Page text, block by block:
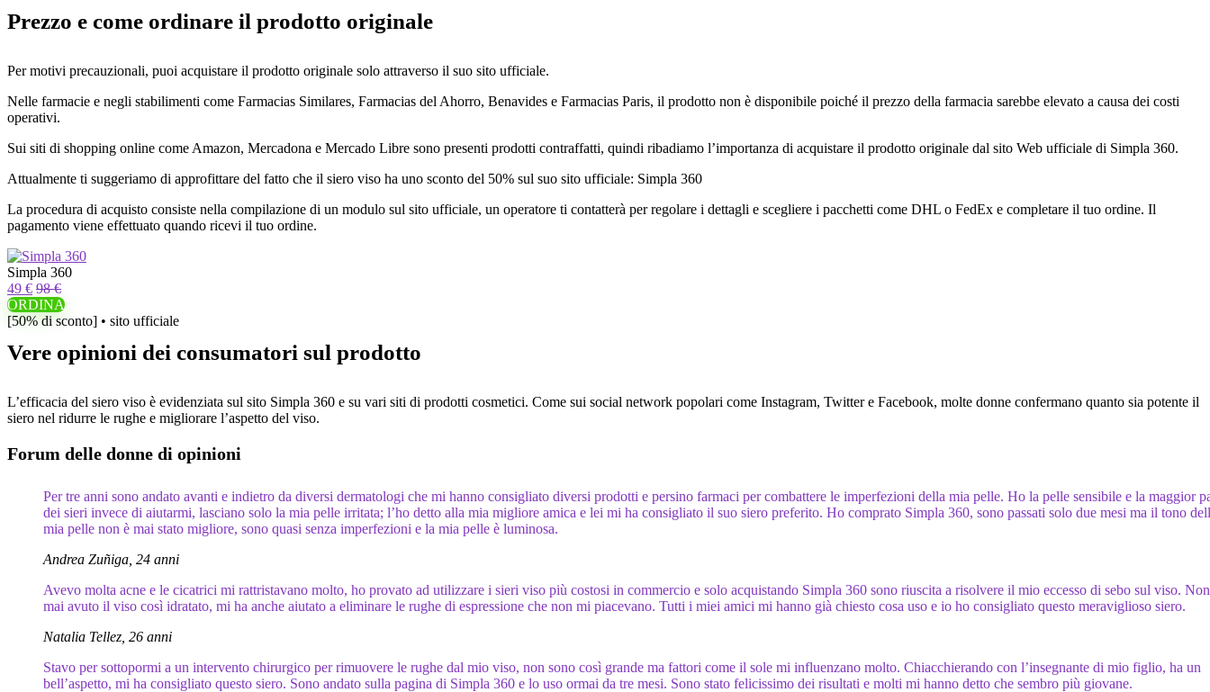
Prezzo e come ordinare il prodotto originale
Per motivi precauzionali, puoi acquistare il prodotto originale solo attraverso il suo sito ufficiale.
Nelle farmacie e negli stabilimenti come Farmacias Similares, Farmacias del Ahorro, Benavides e Farmacias Paris, il prodotto non è disponibile poiché il prezzo della farmacia sarebbe elevato a causa dei costi
operativi.
Sui siti di shopping online come Amazon, Mercadona e Mercado Libre sono presenti prodotti contraffatti, quindi ribadiamo l’importanza di acquistare il prodotto originale dal sito Web ufficiale di Simpla 360.
Attualmente ti suggeriamo di approfittare del fatto che il siero viso ha uno sconto del 50% sul suo sito ufficiale: Simpla 360
La procedura di acquisto consiste nella compilazione di un modulo sul sito ufficiale, un operatore ti contatterà per regolare i dettagli e scegliere i pacchetti come DHL o FedEx e completare il tuo ordine. Il
pagamento viene effettuato quando ricevi il tuo ordine.
Simpla 360
49 € 98 €
ORDINA
[50% di sconto] • sito ufficiale
Vere opinioni dei consumatori sul prodotto
L’efficacia del siero viso è evidenziata sul sito Simpla 360 e su vari siti di prodotti cosmetici. Come sui social network popolari come Instagram, Twitter e Facebook, molte donne confermano quanto sia potente il
siero nel ridurre le rughe e migliorare l’aspetto del viso.
Forum delle donne di opinioni
Per tre anni sono andato avanti e indietro da diversi dermatologi che mi hanno consigliato diversi prodotti e persino farmaci per combattere le imperfezioni della mia pelle. Ho la pelle sensibile e la maggior
dei sieri invece di aiutarmi, lasciano solo la mia pelle irritata; l’ho detto alla mia migliore amica e lei mi ha consigliato il suo siero preferito. Ho comprato Simpla 360, sono passati solo due mesi ma il tono
mia pelle non è mai stato migliore, sono quasi senza imperfezioni e la mia pelle è luminosa.
Andrea Zuñiga, 24 anni
Avevo molta acne e le cicatrici mi rattristavano molto, ho provato ad utilizzare i sieri viso più costosi in commercio e solo acquistando Simpla 360 sono riuscita a risolvere il mio eccesso di sebo sul viso.
mai avuto il viso così idratato, mi ha anche aiutato a eliminare le rughe di espressione che non mi piacevano. Tutti i miei amici mi hanno già chiesto cosa uso e io ho consigliato questo meraviglioso siero.
Natalia Tellez, 26 anni
Stavo per sottopormi a un intervento chirurgico per rimuovere le rughe dal mio viso, non sono così grande ma fattori come il sole mi influenzano molto. Chiacchierando con l’insegnante di mio figlio, ha un
bell’aspetto, mi ha consigliato questo siero. Sono andato sulla pagina di Simpla 360 e lo uso ormai da tre mesi. Sono stato felicissimo dei risultati e molti mi hanno detto che sembro più giovane.